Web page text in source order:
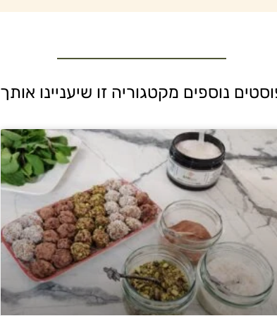
נוספים מקטגוריה זו שיעניינו אותך